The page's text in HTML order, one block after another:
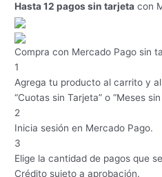
Hasta 12 pagos sin tarjeta con
Compra con Mercado Pago sin
1
Agrega tu producto al carrito y
“Cuotas sin Tarjeta” o “Meses sin
2
Inicia sesión en Mercado Pago.
3
Elige la cantidad de pagos que
Crédito sujeto a aprobación.